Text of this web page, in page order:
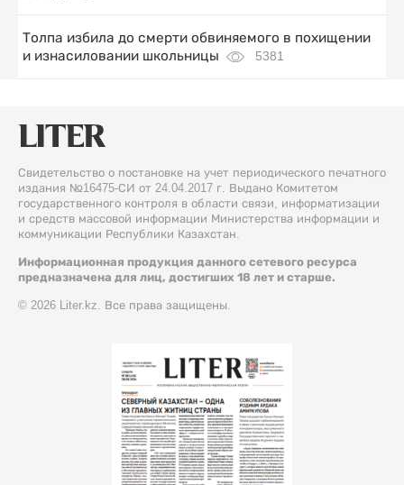
Толпа избила до смерти обвиняемого в похищении
и изнасиловании школьницы
5381
Свидетельство о постановке на учет периодического печатного
издания №16475-СИ от 24.04.2017 г. Выдано Комитетом
государственного контроля в области связи, информатизации
и средств массовой информации Министерства информации и
коммуникации Республики Казахстан.
Информационная продукция данного сетевого ресурса
предназначена для лиц, достигших 18 лет и старше.
© 2026 Liter.kz. Все права защищены.